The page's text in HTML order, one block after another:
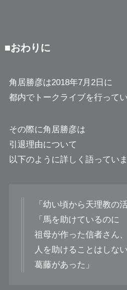
■おわりに
角居勝彦は2018年7月2日に
都内でトークライブを行ってい
その際に角居勝彦は
引退理由について
以下のように詳しく語っていま
「幼い頃から天理教の
「馬を助けているのに
祖母が作った信者さん、
人を助けることはしな
葛藤があった」